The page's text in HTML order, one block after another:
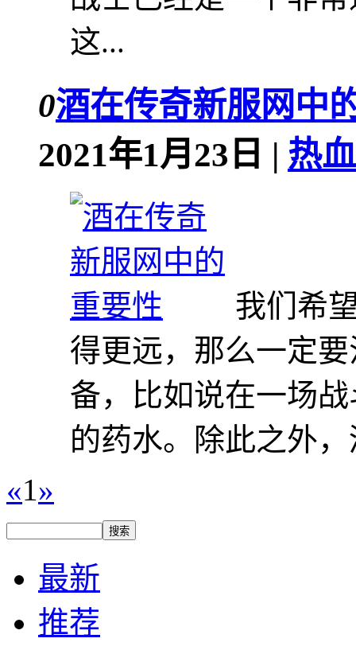
这...
0酒在传奇新服网中
2021年1月23日 | 热
我们希
得更远，那么一定
备，比如说在一场
的药水。除此之外
«1»
最新
推荐